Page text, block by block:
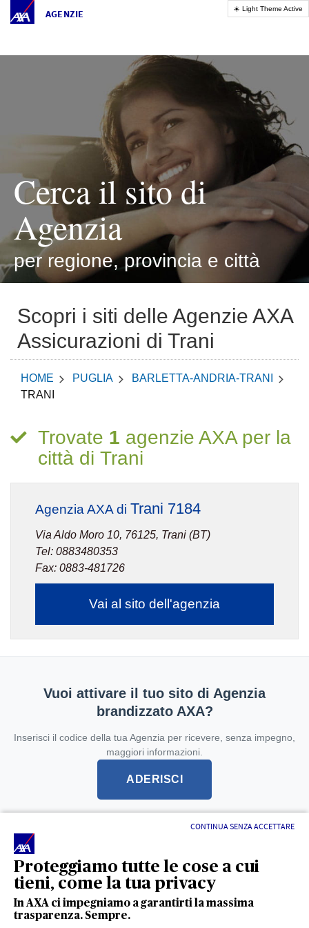
Proteggiamo tutte le cose a cui
tieni, come la tua privacy
In AXA ci impegniamo a garantirti la massima
trasparenza. Sempre.
CONTINUA SENZA ACCETTARE
AGENZIE
Cerca il sito di
Agenzia
per regione, provincia e città
Scopri i siti delle Agenzie AXA
Assicurazioni di Trani
HOME PUGLIA
BARLETTA-ANDRIA-TRANI
TRANI
Trovate 1 agenzie AXA per la
città di Trani
Agenzia AXA di Trani 7184
Via Aldo Moro 10, 76125, Trani (BT)
Tel: 0883480353
Fax: 0883-481726
Vai al sito dell'agenzia
Vuoi attivare il tuo sito di Agenzia
brandizzato AXA?
Inserisci il codice della tua Agenzia per ricevere, senza impegno,
maggiori informazioni.
ADERISCI
L'intermediario è soggetto alla vigilanza dell'IVASS -
registro unico degli intermediari